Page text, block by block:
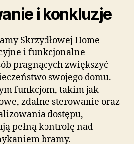
i konkluzje
Skrzydłowej Home
i funkcjonalne
pragnących zwiększyć
swojego domu.
funkcjom, takim jak
zdalne sterowanie oraz
dostępu,
pełną kontrolę nad
bramy.